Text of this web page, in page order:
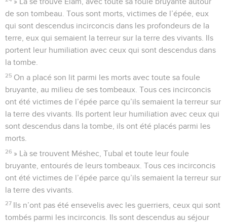
de son tombeau. Tous sont morts, victimes de l’épée, eux
qui sont descendus incirconcis dans les profondeurs de la
terre, eux qui semaient la terreur sur la terre des vivants. Ils
portent leur humiliation avec ceux qui sont descendus dans
la tombe.
25 On a placé son lit parmi les morts avec toute sa foule
bruyante, au milieu de ses tombeaux. Tous ces incirconcis
ont été victimes de l’épée parce qu’ils semaient la terreur sur
la terre des vivants. Ils portent leur humiliation avec ceux qui
sont descendus dans la tombe, ils ont été placés parmi les
morts.
26 » Là se trouvent Méshec, Tubal et toute leur foule
bruyante, entourés de leurs tombeaux. Tous ces incirconcis
ont été victimes de l’épée parce qu’ils semaient la terreur sur
la terre des vivants.
27 Ils n’ont pas été ensevelis avec les guerriers, ceux qui sont
tombés parmi les incirconcis. Ils sont descendus au séjour